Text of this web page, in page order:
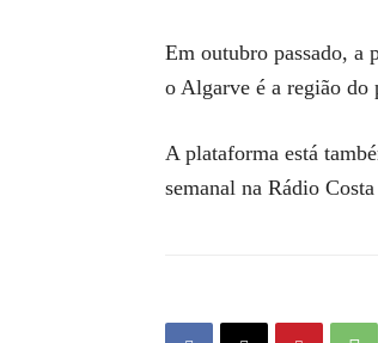
Em outubro passado, a
o Algarve é a região do
A plataforma está
semanal na Rádio